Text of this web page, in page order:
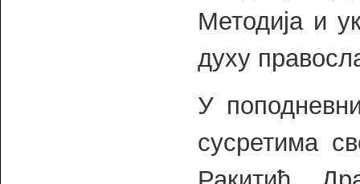
Методија и
духу
У
сусретима